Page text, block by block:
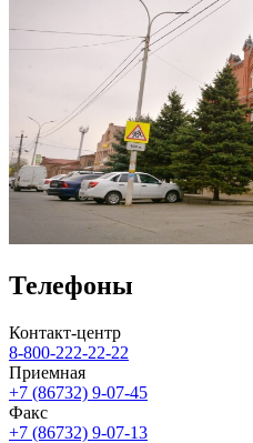
Телефоны
Контакт-центр
8-800-222-22-22
Приемная
+7 (86732) 9-07-45
Факс
+7 (86732) 9-07-13